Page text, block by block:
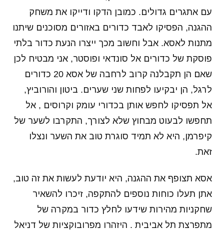
עם אתגרים גדולים. כמובן הדקו ודייקו את משחק
ההגנה, הפסיקו לאבד כדורים באזורים מסוכנים שיתנו
מתנות לאסא. אבל וחשוב מכך ייצרו הנעת כדור בלתי
פוסקת של כדורים אל סונדאי ופוסטר, אני מבטיח לכן
שאם הן תקבלנה קרוב לרחבה של אסא 20 כדורים
לרגל, הן יבקיעו לפחות שני שערים. ביטון והורוביץ,
אל תפסיקו לחפש אותן בכדורי עומק וקרוסים , אל
תחפשו לבעוט מבחוץ שלא לצורך, התקרבו לשער של
קיפרמן, היא לא תמיד סוגרת טוב את השער ונצלו
זאת.
אסא תצופף את ההגנה, היא יודעת לעשות את זה טוב,
אתן תעלו כוחות נוספים להתקפה, זיכרו להשאיר
שחקניות מהירות שידעו לחלץ כדור במקרה של
מתפרצת תל אביבית . היזהרו מפרובוקציות של דניאל